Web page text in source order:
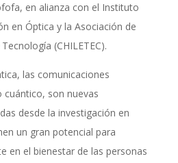
en alianza con el Instituto
en Óptica y la Asociación de
(CHILETEC).
las comunicaciones
cuántico, son nuevas
desde la investigación en
un gran potencial para
en el bienestar de las personas